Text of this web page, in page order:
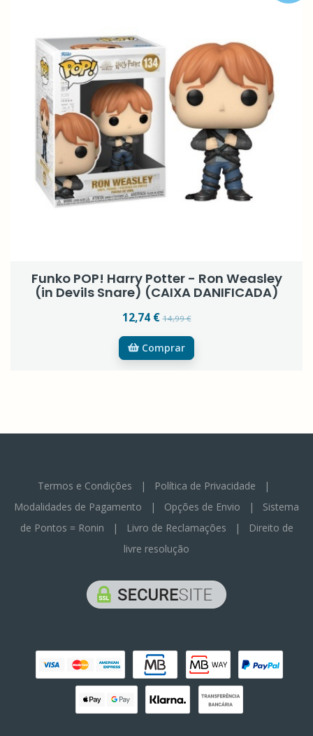
Funko POP! Harry Potter - Ron Weasley
(in Devils Snare) (CAIXA DANIFICADA)
12,74 €14,99 €
Comprar
Termos e Condições | Política de Privacidade |
Modalidades de Pagamento | Opções de Envio | Sistema
de Pontos = Ronin | Livro de Reclamações |
Direito de
livre resolução